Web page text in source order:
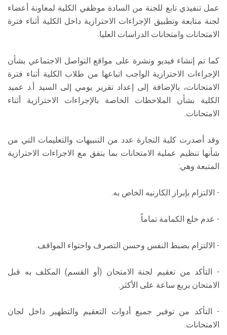
عمل تنفيذي تابع للجنة من السادة موظفي الكلية لمعاونة أعضاء
لجنة متابعة وتطبيق الإجراءات الاحترازية داخل الكلية أثناء فترة
الامتحانات وامتحانات الدراسات العليا.
كما تم إنشاء فيديو ونشرة على مواقع التواصل الاجتماعي بشأن
الإجراءات الاحترازية الواجب اتباعها من طلاب الكلية أثناء فترة
الامتحانات، بالإضافة إلى إعداد تقرير يومي إلى السيد أ.د عميد
الكلية بشأن الملاحظات الخاصة بالإجراءات الاحترازية أثناء
الامتحانات.
وقد أصدرت كلية التجارة عدد من التنبيهات والتعليمات التي من
شأنها تنظيم عملية الامتحانات بما يتفق مع الاجراءات الاحترازية
المتبعة وهي:
- الالتزام بإبراز الكارنيه الخاص به.
- عدم خلع الكمامة تماماً.
- الالتزام بضبط النفس وحسن التصرف واحتواء المواقف.
- التأكد من تعقيم لجنة الامتحان (أو القسم) المكلف به قبل
الامتحان بربع ساعة على الأكثر.
- التأكد من توفير جميع أدوات التعقيم والتطهير داخل لجان
الامتحانات.